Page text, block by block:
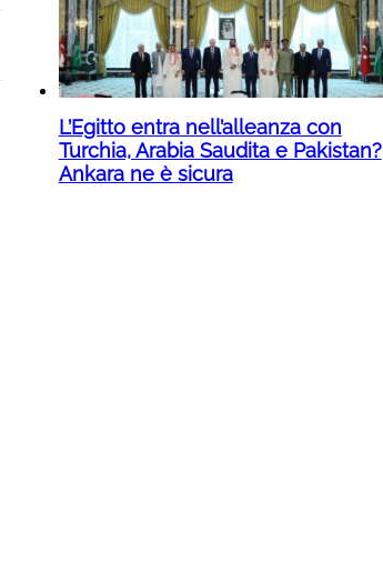
L’Egitto entra nell’alleanza con
Turchia, Arabia Saudita e Pakistan?
Ankara ne è sicura